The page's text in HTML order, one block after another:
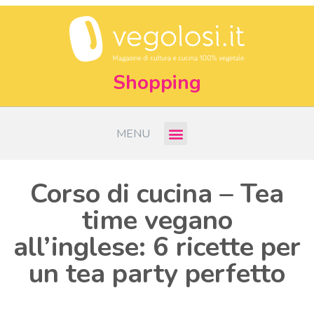
Shopping
MENU
Corso di cucina – Tea
time vegano
all’inglese: 6 ricette per
un tea party perfetto